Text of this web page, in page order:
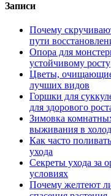
Записи
Почему
пути
Опора для
устойчивому росту
Цветы, очищающие
лучших видов
Горшки для
для здорового
Зимовка
выживания в
Как часто
ухода
Секреты ухода за
условиях
Почему желтеют